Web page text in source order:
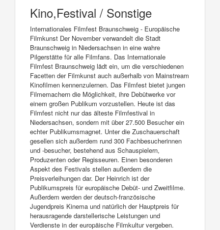
Kino,Festival / Sonstige
Internationales Filmfest Braunschweig - Europäische
Filmkunst Der November verwandelt die Stadt
Braunschweig in Niedersachsen in eine wahre
Pilgerstätte für alle Filmfans. Das Internationale
Filmfest Braunschweig lädt ein, um die verschiedenen
Facetten der Filmkunst auch außerhalb von Mainstream
Kinofilmen kennenzulernen. Das Filmfest bietet jungen
Filmemachern die Möglichkeit, ihre Debütwerke vor
einem großen Publikum vorzustellen. Heute ist das
Filmfest nicht nur das älteste Filmfestival in
Niedersachsen, sondern mit über 27.500 Besucher ein
echter Publikumsmagnet. Unter die Zuschauerschaft
gesellen sich außerdem rund 300 Fachbesucherinnen
und -besucher, bestehend aus Schauspielern,
Produzenten oder Regisseuren. Einen besonderen
Aspekt des Festivals stellen außerdem die
Preisverleihungen dar. Der Heinrich ist der
Publikumspreis für europäische Debüt- und Zweitfilme.
Außerdem werden der deutsch-französische
Jugendpreis Kinema und natürlich der Hauptpreis für
herausragende darstellerische Leistungen und
Verdienste in der europäische Filmkultur vergeben.